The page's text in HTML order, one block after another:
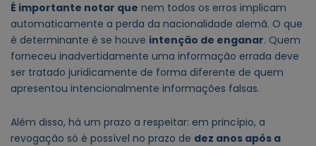
É importante notar que nem todos os erros implicam
automaticamente a perda da nacionalidade alemã. O que
é determinante é se houve intenção de enganar. Quem
forneceu inadvertidamente uma informação errada deve
ser tratado juridicamente de forma diferente de quem
apresentou intencionalmente informações falsas.
Além disso, há um prazo a respeitar: em princípio, a
revogação só é possível no prazo de dez anos após a